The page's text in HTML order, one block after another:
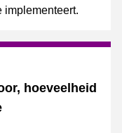
implementeert.
hoeveelheid